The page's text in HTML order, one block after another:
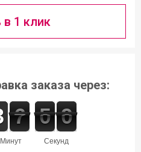
в 1 клик
заказа через:
минут
7
6
6
секунд
0
5
5 0
9
9